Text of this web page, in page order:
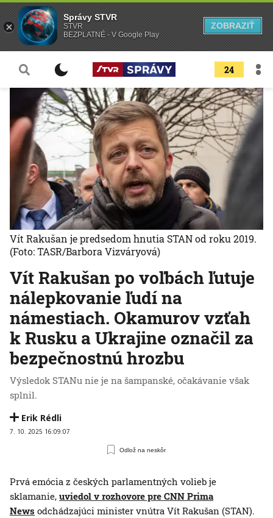
24
Vít Rakušan po voľbách ľutuje
nálepkovanie ľudí na
námestiach. Okamurov vzťah
k Rusku a Ukrajine označil za
bezpečnostnú hrozbu
Výsledok STANu nie je na šampanské, očakávanie však
splnil.
Erik Rédli
7. 10. 2025 16:09:07
Odlož na neskôr
Vít Rakušan je predsedom hnutia STAN od roku 2019.
(Foto: TASR/Barbora Vizváryová)
Prvá emócia z českých parlamentných volieb je
sklamanie, uviedol v rozhovore pre CNN Prima
News odchádzajúci minister vnútra Vít Rakušan (STAN).
Správy STVR
STVR
BEZPLATNÉ - V Google Play
ZOBRAZIŤ